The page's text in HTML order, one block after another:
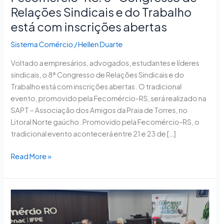
Relações Sindicais e do Trabalho
está com inscrições abertas
Sistema Comércio /Hellen Duarte
Voltado a empresários, advogados, estudantes e líderes
sindicais, o 8ª Congresso de Relações Sindicais e do
Trabalho está com inscrições abertas. O tradicional
evento, promovido pela Fecomércio-RS, será realizado na
SAPT – Associação dos Amigos da Praia de Torres, no
Litoral Norte gaúcho. Promovido pela Fecomércio-RS, o
tradicional evento acontecerá entre 21 e 23 de […]
Read More »
Fecomércio-
RO
celebra